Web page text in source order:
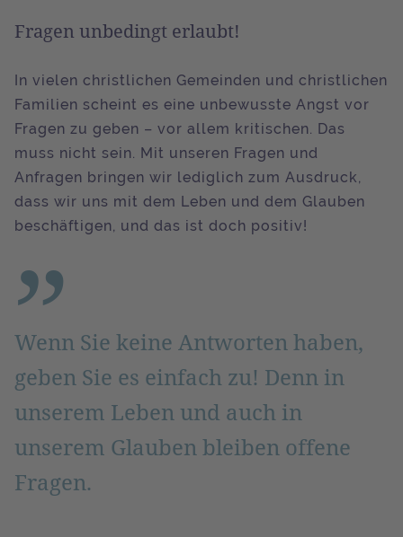
Fragen unbedingt erlaubt!
In vielen christlichen Gemeinden und christlichen
Familien scheint es eine unbewusste Angst vor
Fragen zu geben – vor allem kritischen. Das
muss nicht sein. Mit unseren Fragen und
Anfragen bringen wir lediglich zum Ausdruck,
dass wir uns mit dem Leben und dem Glauben
beschäftigen, und das ist doch positiv!
Wenn Sie keine Antworten haben,
geben Sie es einfach zu! Denn in
unserem Leben und auch in
unserem Glauben bleiben offene
Fragen.